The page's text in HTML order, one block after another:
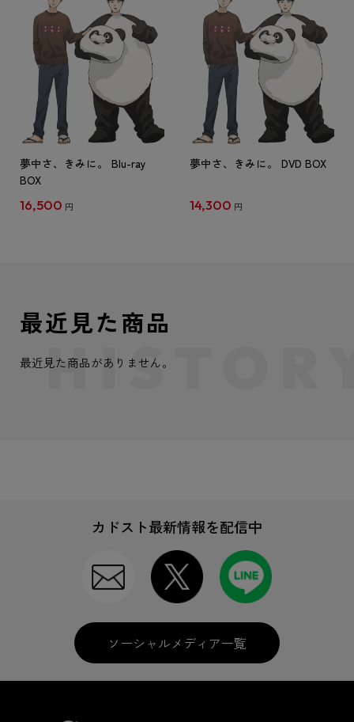
夢中さ、きみに。 Blu-ray
BOX
16,500 円
夢中さ、きみに。 DVD BOX
14,300 円
最近見た商品
最近見た商品がありません。
カドスト最新情報を配信中
ソーシャルメディア一覧